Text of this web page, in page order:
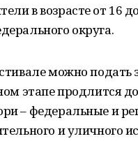
в возрасте от 16
округа.
можно подать
этапе продлится
– федеральные и
и уличного